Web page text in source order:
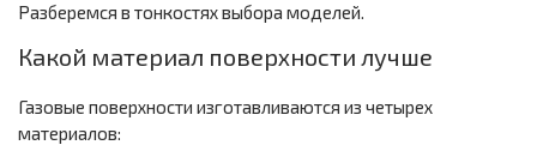
Разберемся в тонкостях выбора моделей.
Какой материал поверхности лучше
Газовые поверхности изготавливаются из четырех
материалов: